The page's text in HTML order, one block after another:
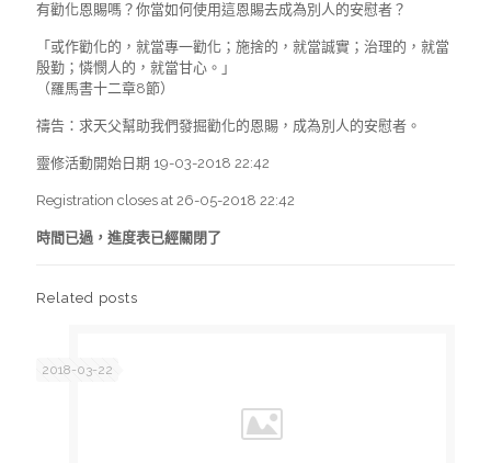
有勸化恩賜嗎？你當如何使用這恩賜去成為別人的安慰者？
「或作勸化的，就當專一勸化；施捨的，就當誠實；治理的，就當
殷勤；憐憫人的，就當甘心。」
（羅馬書十二章8節）
禱告：求天父幫助我們發掘勸化的恩賜，成為別人的安慰者。
靈修活動開始日期 19-03-2018 22:42
Registration closes at 26-05-2018 22:42
時間已過，進度表已經關閉了
Related posts
2018-03-22